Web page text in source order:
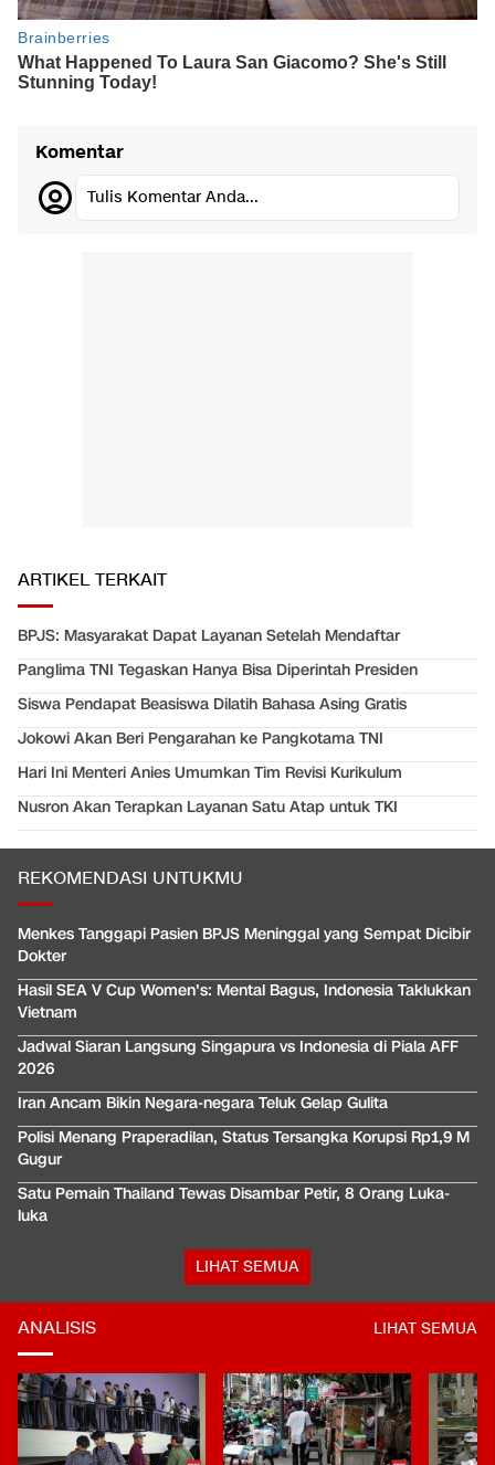
Komentar
Tulis Komentar Anda...
ARTIKEL TERKAIT
BPJS: Masyarakat Dapat Layanan Setelah Mendaftar
Panglima TNI Tegaskan Hanya Bisa Diperintah Presiden
Siswa Pendapat Beasiswa Dilatih Bahasa Asing Gratis
Jokowi Akan Beri Pengarahan ke Pangkotama TNI
Hari Ini Menteri Anies Umumkan Tim Revisi Kurikulum
Nusron Akan Terapkan Layanan Satu Atap untuk TKI
REKOMENDASI UNTUKMU
Menkes Tanggapi Pasien BPJS Meninggal yang Sempat Dicibir
Dokter
Hasil SEA V Cup Women's: Mental Bagus, Indonesia Taklukkan
Vietnam
Jadwal Siaran Langsung Singapura vs Indonesia di Piala AFF
2026
Iran Ancam Bikin Negara-negara Teluk Gelap Gulita
Polisi Menang Praperadilan, Status Tersangka Korupsi Rp1,9 M
Gugur
Satu Pemain Thailand Tewas Disambar Petir, 8 Orang Luka-
luka
LIHAT SEMUA
ANALISIS LIHAT SEMUA